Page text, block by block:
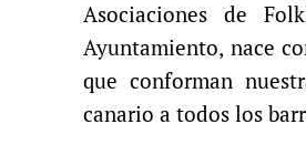
Asociaciones de
Ayuntamiento, nace
que conforman
canario a todos los